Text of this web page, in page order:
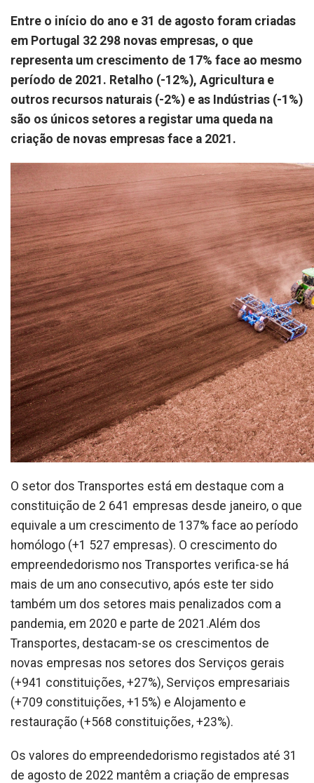
Entre o início do ano e 31 de agosto foram criadas
em Portugal 32 298 novas empresas, o que
representa um crescimento de 17% face ao mesmo
período de 2021. Retalho (-12%), Agricultura e
outros recursos naturais (-2%) e as Indústrias (-1%)
são os únicos setores a registar uma queda na
criação de novas empresas face a 2021.
O setor dos Transportes está em destaque com a
constituição de 2 641 empresas desde janeiro, o que
equivale a um crescimento de 137% face ao período
homólogo (+1 527 empresas). O crescimento do
empreendedorismo nos Transportes verifica-se há
mais de um ano consecutivo, após este ter sido
também um dos setores mais penalizados com a
pandemia, em 2020 e parte de 2021.Além dos
Transportes, destacam-se os crescimentos de
novas empresas nos setores dos Serviços gerais
(+941 constituições, +27%), Serviços empresariais
(+709 constituições, +15%) e Alojamento e
restauração (+568 constituições, +23%).
Os valores do empreendedorismo registados até 31
de agosto de 2022 mantêm a criação de empresas